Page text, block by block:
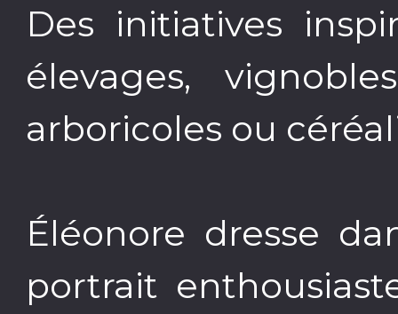
Des initiatives
élevages,
arboricoles ou
Éléonore dresse
portrait